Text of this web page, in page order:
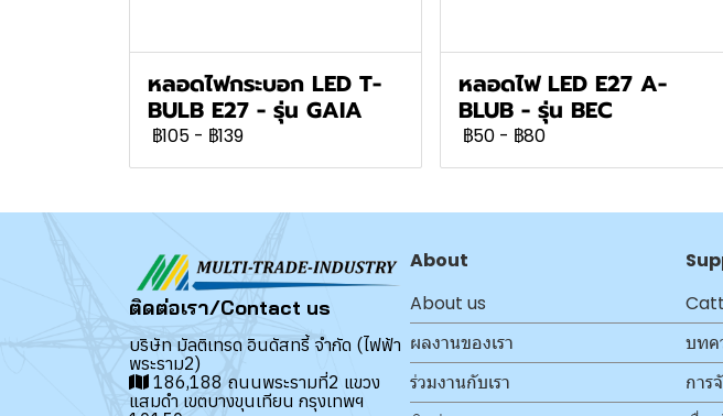
หลอดไฟกระบอก LED T-
BULB E27 - รุ่น GAIA
฿105 - ฿139
หลอดไฟ LED E27 A-
BLUB - รุ่น BEC
฿50 - ฿80
ติดต่อเรา/Contact us
บริษัท มัลติเทรด อินดัสทรี้ จำกัด (ไฟฟ้า
พระราม2)
186,188 ถนนพระรามที่2 แขวง
แสมดำ เขตบางขุนเทียน กรุงเทพฯ
About
About us
ผลงานของเรา
ร่วมงานกับเรา
บทค
การ